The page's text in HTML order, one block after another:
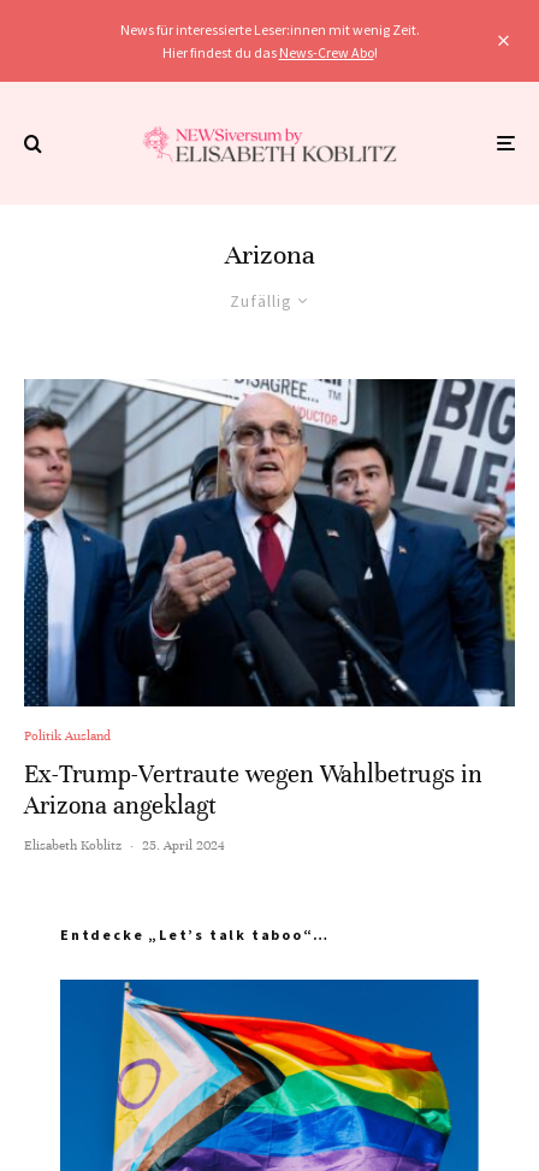
News für interessierte Leser:innen mit wenig Zeit.
Hier findest du das News-Crew Abo!
Arizona
Zufällig
Politik Ausland
Ex-Trump-Vertraute wegen Wahlbetrugs in
Arizona angeklagt
Elisabeth Koblitz · 25. April 2024
Entdecke „Let’s talk taboo“…